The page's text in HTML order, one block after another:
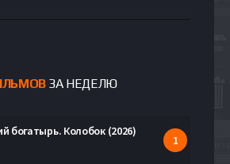
ЗА НЕДЕЛЮ
богатырь. Колобок (2026)